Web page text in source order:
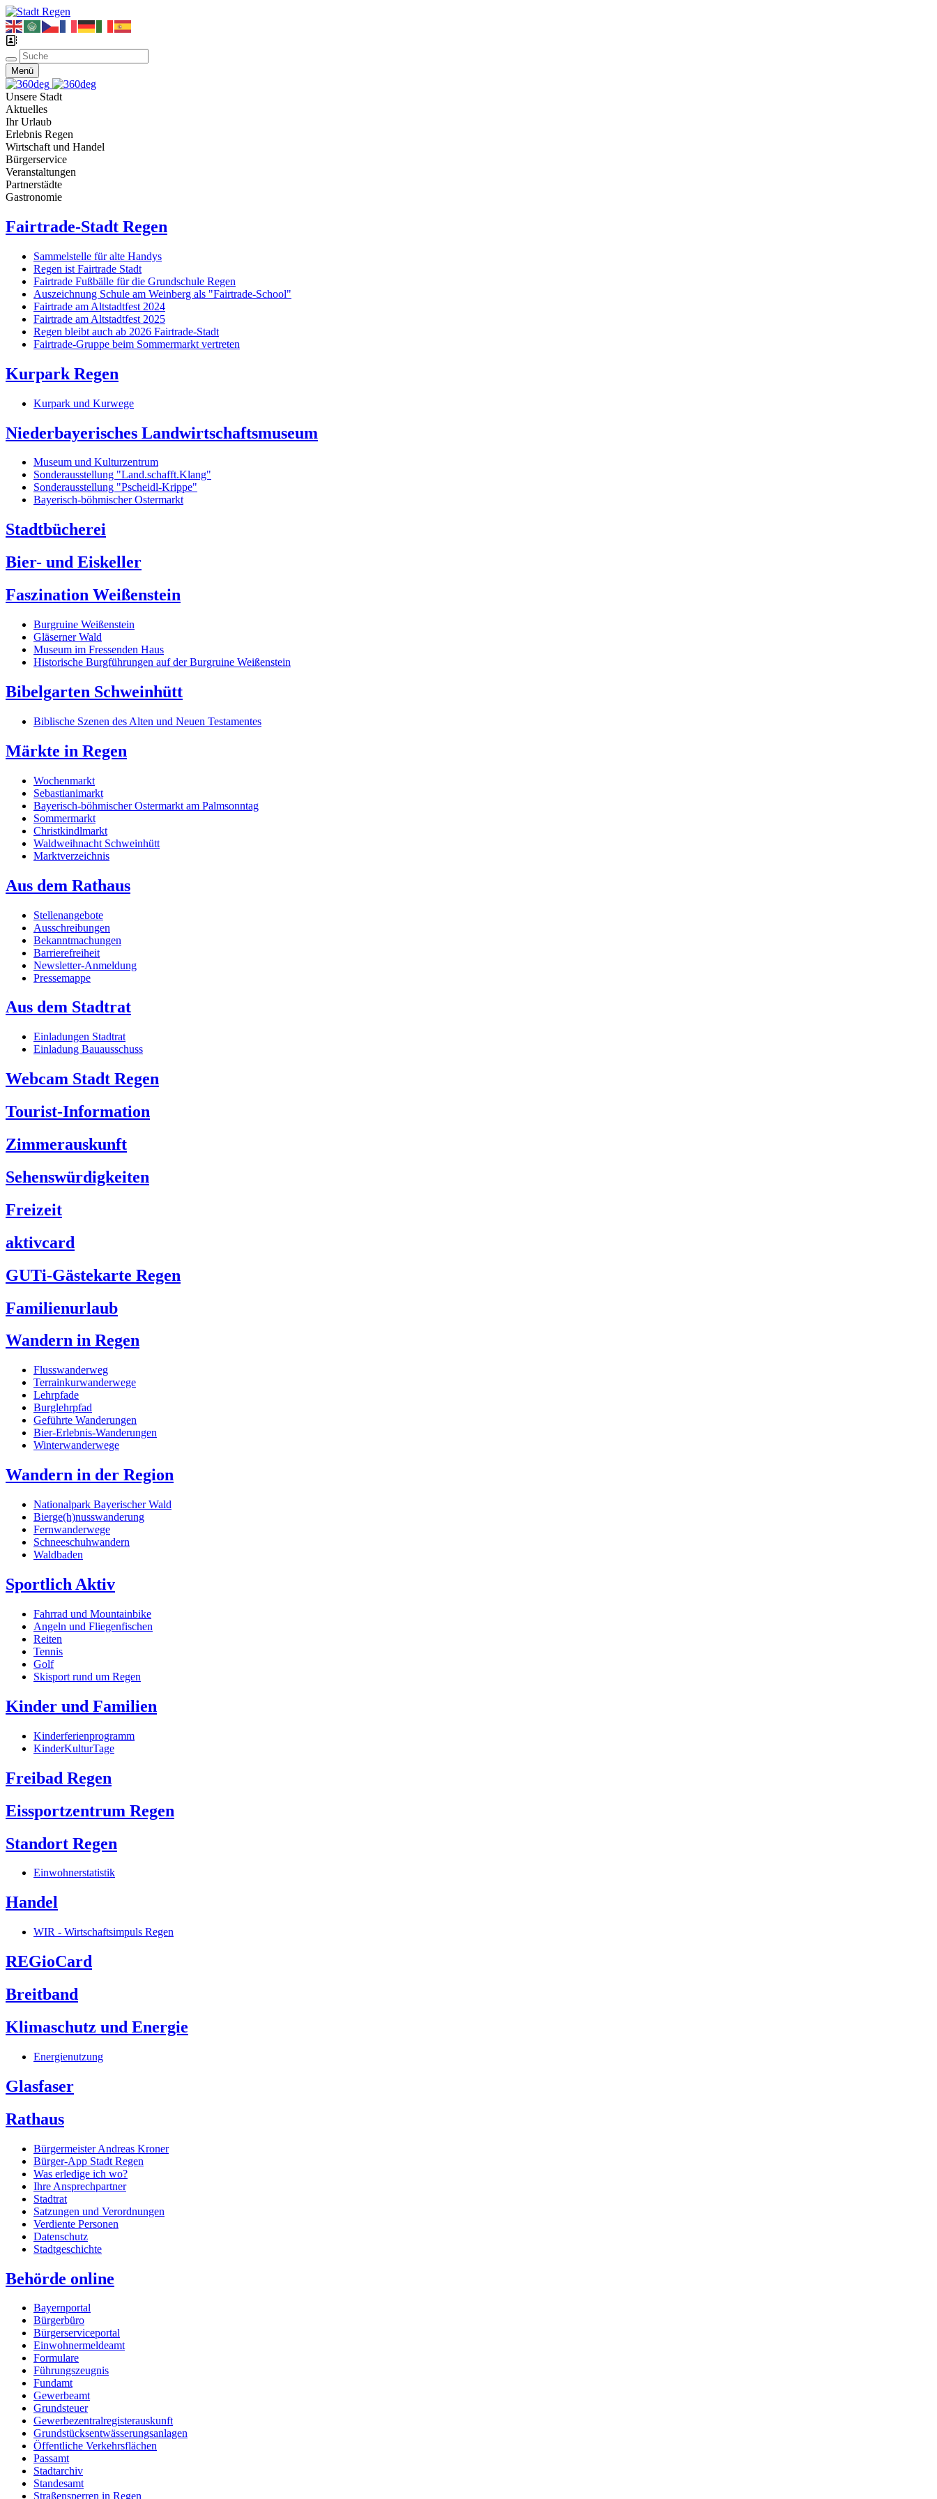
Menü
Unsere Stadt
Aktuelles
Ihr Urlaub
Erlebnis Regen
Wirtschaft und Handel
Bürgerservice
Veranstaltungen
Partnerstädte
Gastronomie
Fairtrade-Stadt Regen
Sammelstelle für alte Handys
Regen ist Fairtrade Stadt
Fairtrade Fußbälle für die Grundschule Regen
Auszeichnung Schule am Weinberg als "Fairtrade-School"
Fairtrade am Altstadtfest 2024
Fairtrade am Altstadtfest 2025
Regen bleibt auch ab 2026 Fairtrade-Stadt
Fairtrade-Gruppe beim Sommermarkt vertreten
Kurpark Regen
Kurpark und Kurwege
Niederbayerisches Landwirtschaftsmuseum
Museum und Kulturzentrum
Sonderausstellung "Land.schafft.Klang"
Sonderausstellung "Pscheidl-Krippe"
Bayerisch-böhmischer Ostermarkt
Stadtbücherei
Bier- und Eiskeller
Faszination Weißenstein
Burgruine Weißenstein
Gläserner Wald
Museum im Fressenden Haus
Historische Burgführungen auf der Burgruine Weißenstein
Bibelgarten Schweinhütt
Biblische Szenen des Alten und Neuen Testamentes
Märkte in Regen
Wochenmarkt
Sebastianimarkt
Bayerisch-böhmischer Ostermarkt am Palmsonntag
Sommermarkt
Christkindlmarkt
Waldweihnacht Schweinhütt
Marktverzeichnis
Aus dem Rathaus
Stellenangebote
Ausschreibungen
Bekanntmachungen
Barrierefreiheit
Newsletter-Anmeldung
Pressemappe
Aus dem Stadtrat
Einladungen Stadtrat
Einladung Bauausschuss
Webcam Stadt Regen
Tourist-Information
Zimmerauskunft
Sehenswürdigkeiten
Freizeit
aktivcard
GUTi-Gästekarte Regen
Familienurlaub
Wandern in Regen
Flusswanderweg
Terrainkurwanderwege
Lehrpfade
Burglehrpfad
Geführte Wanderungen
Bier-Erlebnis-Wanderungen
Winterwanderwege
Wandern in der Region
Nationalpark Bayerischer Wald
Bierge(h)nusswanderung
Fernwanderwege
Schneeschuhwandern
Waldbaden
Sportlich Aktiv
Fahrrad und Mountainbike
Angeln und Fliegenfischen
Reiten
Tennis
Golf
Skisport rund um Regen
Kinder und Familien
Kinderferienprogramm
KinderKulturTage
Freibad Regen
Eissportzentrum Regen
Standort Regen
Einwohnerstatistik
Handel
WIR - Wirtschaftsimpuls Regen
REGioCard
Breitband
Klimaschutz und Energie
Energienutzung
Glasfaser
Rathaus
Bürgermeister Andreas Kroner
Bürger-App Stadt Regen
Was erledige ich wo?
Ihre Ansprechpartner
Stadtrat
Satzungen und Verordnungen
Verdiente Personen
Datenschutz
Stadtgeschichte
Behörde online
Bayernportal
Bürgerbüro
Bürgerserviceportal
Einwohnermeldeamt
Formulare
Führungszeugnis
Fundamt
Gewerbeamt
Grundsteuer
Gewerbezentralregisterauskunft
Grundstücksentwässerungsanlagen
Öffentliche Verkehrsflächen
Passamt
Stadtarchiv
Standesamt
Straßensperren in Regen